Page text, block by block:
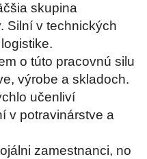
skupina
Silní v technických
o túto pracovnú silu
výrobe a skladoch.
učenliví
v potravinárstve a
zamestnanci, no